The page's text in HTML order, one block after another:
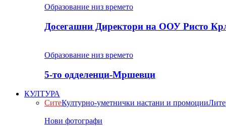
Образование низ времето
Досегашни Директори на ООУ Ристо
Образование низ времето
5-то одделенци-Мршевци
КУЛТУРА
СитеКултурно-уметнички настани и промоции
Нови фотографи